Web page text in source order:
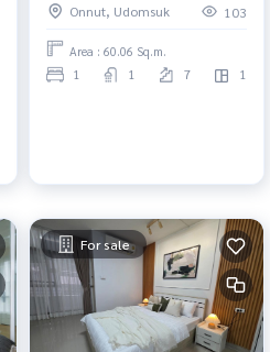
expressway_Do882 .
Onnut, Udomsuk 103
Area : 60.06 Sq.m.
1 1 7 1
For sale